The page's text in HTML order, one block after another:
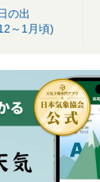
の出
～1月頃)